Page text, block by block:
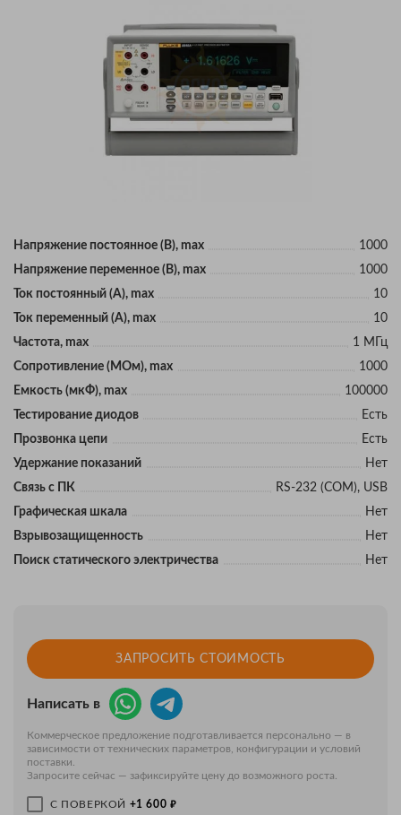
Напряжение постоянное (В), max
1000
Напряжение переменное (В), max
1000
Ток постоянный (А), max
10
Ток переменный (А), max
10
Частота, max
1 МГц
Сопротивление (МОм), max
1000
Eмкость (мкФ), max
100000
Тестирование диодов
Есть
Прозвонка цепи
Есть
Удержание показаний
Нет
Связь с ПК
RS-232 (COM), USB
Графическая шкала
Нет
Взрывозащищенность
Нет
Поиск статического электричества
Нет
ЗАПРОСИТЬ СТОИМОСТЬ
Написать в
Коммерческое предложение подготавливается персонально — в
зависимости от технических параметров, конфигурации и условий
поставки.
Запросите сейчас — зафиксируйте цену до возможного роста.
С ПОВЕРКОЙ +1 600 ₽